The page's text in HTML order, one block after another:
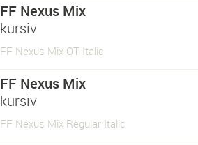
FF Nexus Mix
kursiv
FF Nexus Mix OT Italic
FF Nexus Mix
kursiv
FF Nexus Mix Regular Italic